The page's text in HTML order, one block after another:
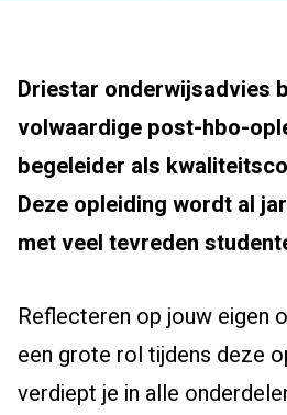
Driestar onderwijsadvies
volwaardige post-hbo-
begeleider als
Deze opleiding wordt al
met veel tevreden
Reflecteren op jouw eigen
een grote rol tijdens deze
verdiept je in alle